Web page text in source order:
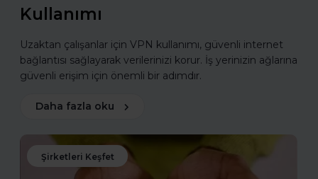
Kullanımı
Uzaktan çalışanlar için VPN kullanımı, güvenli internet
bağlantısı sağlayarak verilerinizi korur. İş yerinizin ağlarına
güvenli erişim için önemli bir adımdır.
Daha fazla oku
Şirketleri Keşfet